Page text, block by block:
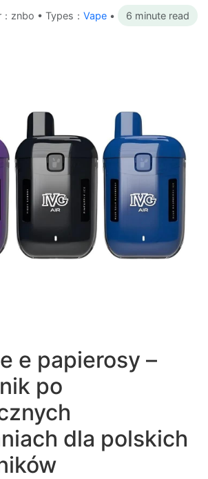
znbo • Types： Vape • 6 minute read
e papierosy –
po
dla polskich